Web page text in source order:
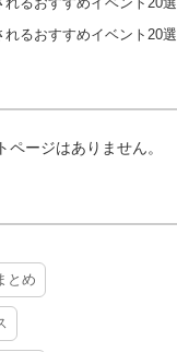
るおすすめイベント20選
ージはありません。
とめ